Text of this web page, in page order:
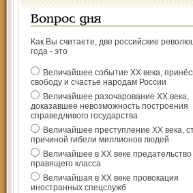
Вопрос дня
Как Вы считаете, две российские
года - это
Величайшее событие ХХ века,
свободу и счастье народам России
Величайшее разочарование ХХ века,
доказавшее невозможность построения
справедливого государства
Величайшее преступление ХХ века,
причиной гибели миллионов людей
Величайшее в ХХ веке предательство
правящего класса
Величайшая в ХХ веке провокация
иностранных спецслужб